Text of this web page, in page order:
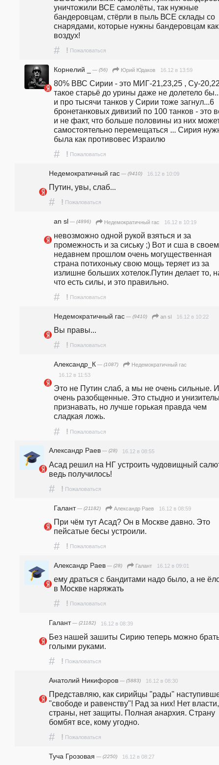
уничтожили ВСЕ самолёты, так нужные
бандеровцам, стёрли в пыль ВСЕ склады со
снарядами, которые нужны бандеровцам как
воздух!
# ! Пожаловаться
Корнелий _ — (56) Юрий Юдаков 16.12 в 13:59
80% ВВС Сирии - это МИГ-21,23,25 , Су-
такое старьё до урины даже не долетело
и про тысячи танков у Сирии тоже загнул...6
бронетанковых дивизий по 100 танков - это
и не факт, что больше половины из них
самостоятельно перемещаться ... Сирия
была как противовес Израилю
# ! Пожаловаться
Недемократичный гас — (9410) 16.12 в 10:09
Путин, увы, слаб...
# ! Пожаловаться
an sl — (4896) Недемократичный гас 16.12 в 10:19
невозможно одной рукой взяться и за
промежность и за сиську ;) Вот и сша в своем
недавнем прошлом очень могущественная
страна потихоньку свою мощь теряет из за
излишне больших хотелок.Путин делает то,
что есть силы, и это правильно.
# ! Пожаловаться
Недемократичный гас — (9410) an sl 16.12 в 10:22
Вы правы...
# ! Пожаловаться
Александр_К — (1087)
Недемократичный гас
16.12 в 11:53
Это не Путин слаб, а мы не очень сильные. И
очень разобщенные. Это стыдно и
признавать, но лучше горькая правда чем
сладкая ложь.
# ! Пожаловаться
Александр Раев — (28) 16.12 в 08:55
Асад решил на НГ устроить чудовищный
ведь получилось!
# ! Пожаловаться
Галант— (21182) Александр Раев 16.12 в 08:59
При чём тут Асад? Он в Москве давно. Это
пейсатые бесы устроили.
# ! Пожаловаться
Александр Раев — (28) Галант 16.12 в 09:01
ему драться с бандитами надо было, а не
в Москве наряжать
# ! Пожаловаться
Галант— (21182) 16.12 в 08:39
Без нашей зашиты Сирию теперь можно
голыми руками.
# ! Пожаловаться
Анатолий Никифоров — (5883) 16.12 в 08:30
Представляю, как сирийцы "рады"
"свободе и равенству"! Рад за них! Нет
страны, нет защиты. Полная анархия. Страну
бомбят все, кому угодно.
# ! Пожаловаться
Туча Грозовая — (2250) 16.12 в 08:27